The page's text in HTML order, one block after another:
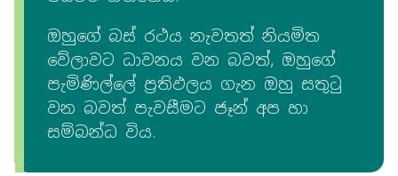
ඔහුගේ බස් රථය නැවතත් නියමිත
වේලාවට ධාවනය වන බවත්, ඔහුගේ
පැමිණිල්ලේ ප්‍රතිඵලය ගැන ඔහු සතුටු
වන බවත් පැවසීමට ජෑන් අප හා
සම්බන්ධ විය.